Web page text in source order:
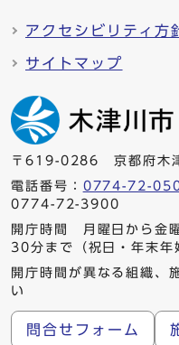
アクセシビリティ方
サイトマップ
〒619-0286 京都府木
電話番号： 0774-72-
0774-72-3900
開庁時間 月曜日から金
30分まで（祝日・年末年
開庁時間が異なる組織、
い
問合せフォーム